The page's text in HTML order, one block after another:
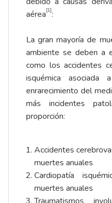
aérea[1]:
La gran mayoría de
ambiente se deben a
como los accidentes
isquémica
enrarecimiento del
más incidentes
proporción:
Accidentes
muertes anuales
Cardiopatía
muertes anuales